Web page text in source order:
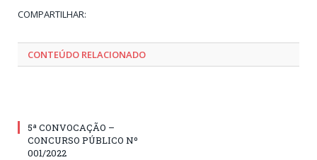
COMPARTILHAR:
CONTEÚDO RELACIONADO
5ª CONVOCAÇÃO –
CONCURSO PÚBLICO Nº
001/2022